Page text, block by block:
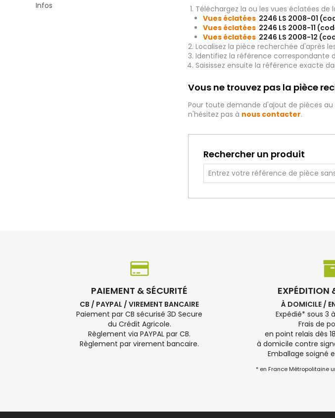
Infos
Téléchargez la ou les vues éclatées de
Vues éclatées 2246 LS 2008-01
Vues éclatées 2246 LS 2008-11
Vues éclatées 2246 LS 2008-12
Localisez la pièce recherchée d'après
Identifiez la référence correspondante
Saisissez ensuite la référence exacte
Vous ne trouvez pas la pièce
Pour toute demande d'ajout de pièces
n'hésitez pas à nous contacter.
Rechercher un produit
PAIEMENT & SÉCURITÉ
CB / PAYPAL / VIREMENT BANCAIRE
Paiement par CB sécurisé 3D Secure
du Crédit Agricole.
Règlement via PAYPAL par CB.
Règlement par virement bancaire.
EXPÉDITION
À DOMICILE /
Expédié* sous 3
Frais de
en point relais dès
à domicile contre
Emballage soigné
* en France Métropolitaine